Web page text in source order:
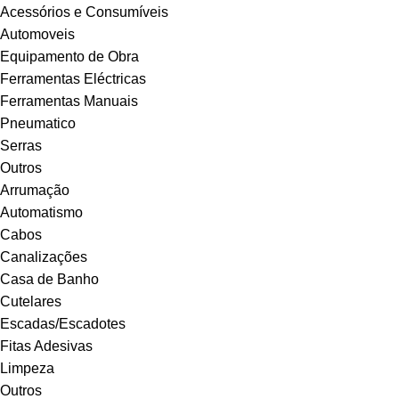
Acessórios e Consumíveis
Automoveis
Equipamento de Obra
Ferramentas Eléctricas
Ferramentas Manuais
Pneumatico
Serras
Outros
Arrumação
Automatismo
Cabos
Canalizações
Casa de Banho
Cutelares
Escadas/Escadotes
Fitas Adesivas
Limpeza
Outros